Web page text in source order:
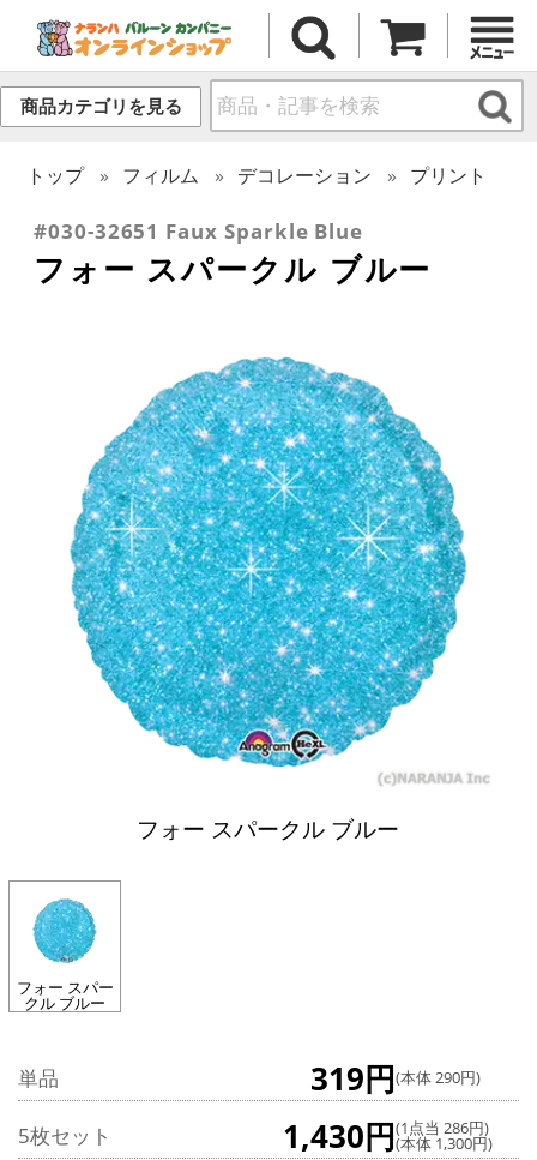
商品カテゴリを見る
トップ フィルム デコレーション プリント
#030-32651 Faux Sparkle Blue
フォー スパークル ブルー
フォー スパークル ブルー
フォー スパー
クル ブルー
単品 319円(本体 290円)
5枚セット 1,430円(1点当 286円)
(本体 1,300円)